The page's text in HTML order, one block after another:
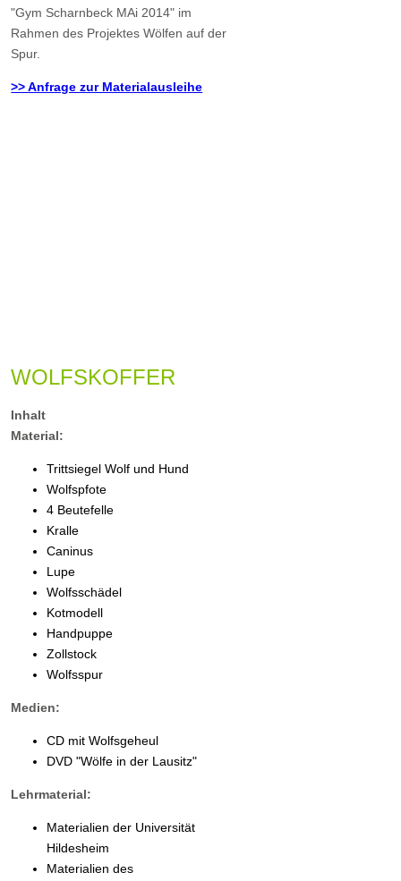
"Gym Scharnbeck MAi 2014" im
Rahmen des Projektes Wölfen auf der
Spur.
>> Anfrage zur Materialausleihe
WOLFSKOFFER
Inhalt
Material:
Trittsiegel Wolf und Hund
Wolfspfote
4 Beutefelle
Kralle
Caninus
Lupe
Wolfsschädel
Kotmodell
Handpuppe
Zollstock
Wolfsspur
Medien:
CD mit Wolfsgeheul
DVD "Wölfe in der Lausitz"
Lehrmaterial:
Materialien der Universität
Hildesheim
Materialien des